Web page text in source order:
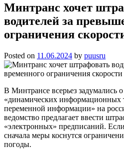
Минтранс хочет
водителей за
ограничения
Posted on 11.06.2024 by puusru
В Минтрансе всерьез задумались
«динамических информационных
переменной информации» на
ведомство предлагает ввести
«электронных» предписаний.
сначала меры коснутся
погоды.